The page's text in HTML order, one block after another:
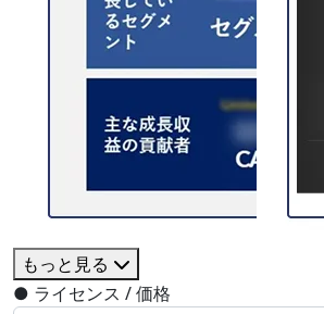
もっと見る
● ライセンス / 価格